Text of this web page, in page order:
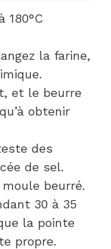
180°C
la farine,
et le beurre
obtenir
des
de sel.
beurré.
30 à 35
la pointe
propre.